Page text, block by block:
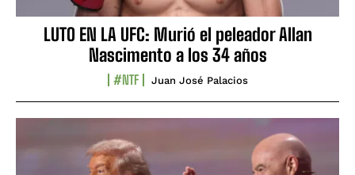
LUTO EN LA UFC: Murió el peleador Allan
Nascimento a los 34 años
#NTF Juan José Palacios